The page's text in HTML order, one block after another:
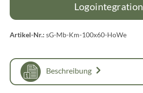
Logointegration
Artikel-Nr.: sG-Mb-Km-100x60-HoWe
Beschreibung